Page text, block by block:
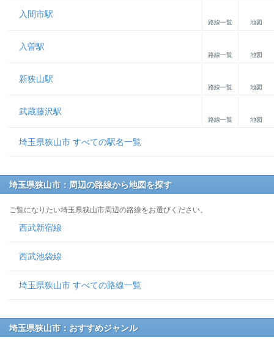
入間市駅
路線一覧 地図
入曽駅
路線一覧 地図
新狭山駅
路線一覧 地図
武蔵藤沢駅
路線一覧 地図
埼玉県狭山市 すべての駅名一覧
埼玉県狭山市：周辺の路線から地図を探す
ご覧になりたい埼玉県狭山市周辺の路線をお選びください。
西武新宿線
西武池袋線
埼玉県狭山市 すべての路線一覧
埼玉県狭山市：おすすめジャンル